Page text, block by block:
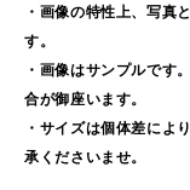
・画像の特性上、写真
す。
・画像はサンプルです
合が御座います。
・サイズは個体差によ
承くださいませ。